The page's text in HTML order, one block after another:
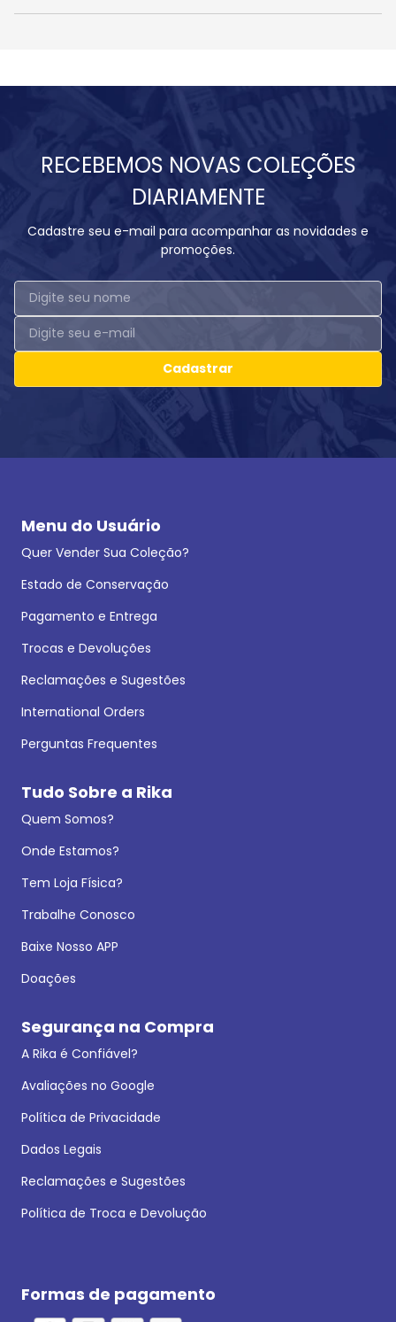
RECEBEMOS NOVAS COLEÇÕES
DIARIAMENTE
Cadastre seu e-mail para acompanhar as novidades e
promoções.
Cadastrar
Menu do Usuário
Quer Vender Sua Coleção?
Estado de Conservação
Pagamento e Entrega
Trocas e Devoluções
Reclamações e Sugestões
International Orders
Perguntas Frequentes
Tudo Sobre a Rika
Quem Somos?
Onde Estamos?
Tem Loja Física?
Trabalhe Conosco
Baixe Nosso APP
Doações
Segurança na Compra
A Rika é Confiável?
Avaliações no Google
Política de Privacidade
Dados Legais
Reclamações e Sugestões
Política de Troca e Devolução
Formas de pagamento